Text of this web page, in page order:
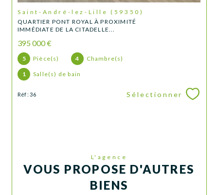
Saint-André-lez-Lille (59350)
QUARTIER PONT ROYAL À PROXIMITÉ
IMMÉDIATE DE LA CITADELLE...
395 000 €
5 Pièce(s) 4 Chambre(s)
1 Salle(s) de bain
Réf : 36 Sélectionner
L'agence
VOUS PROPOSE D'AUTRES
BIENS